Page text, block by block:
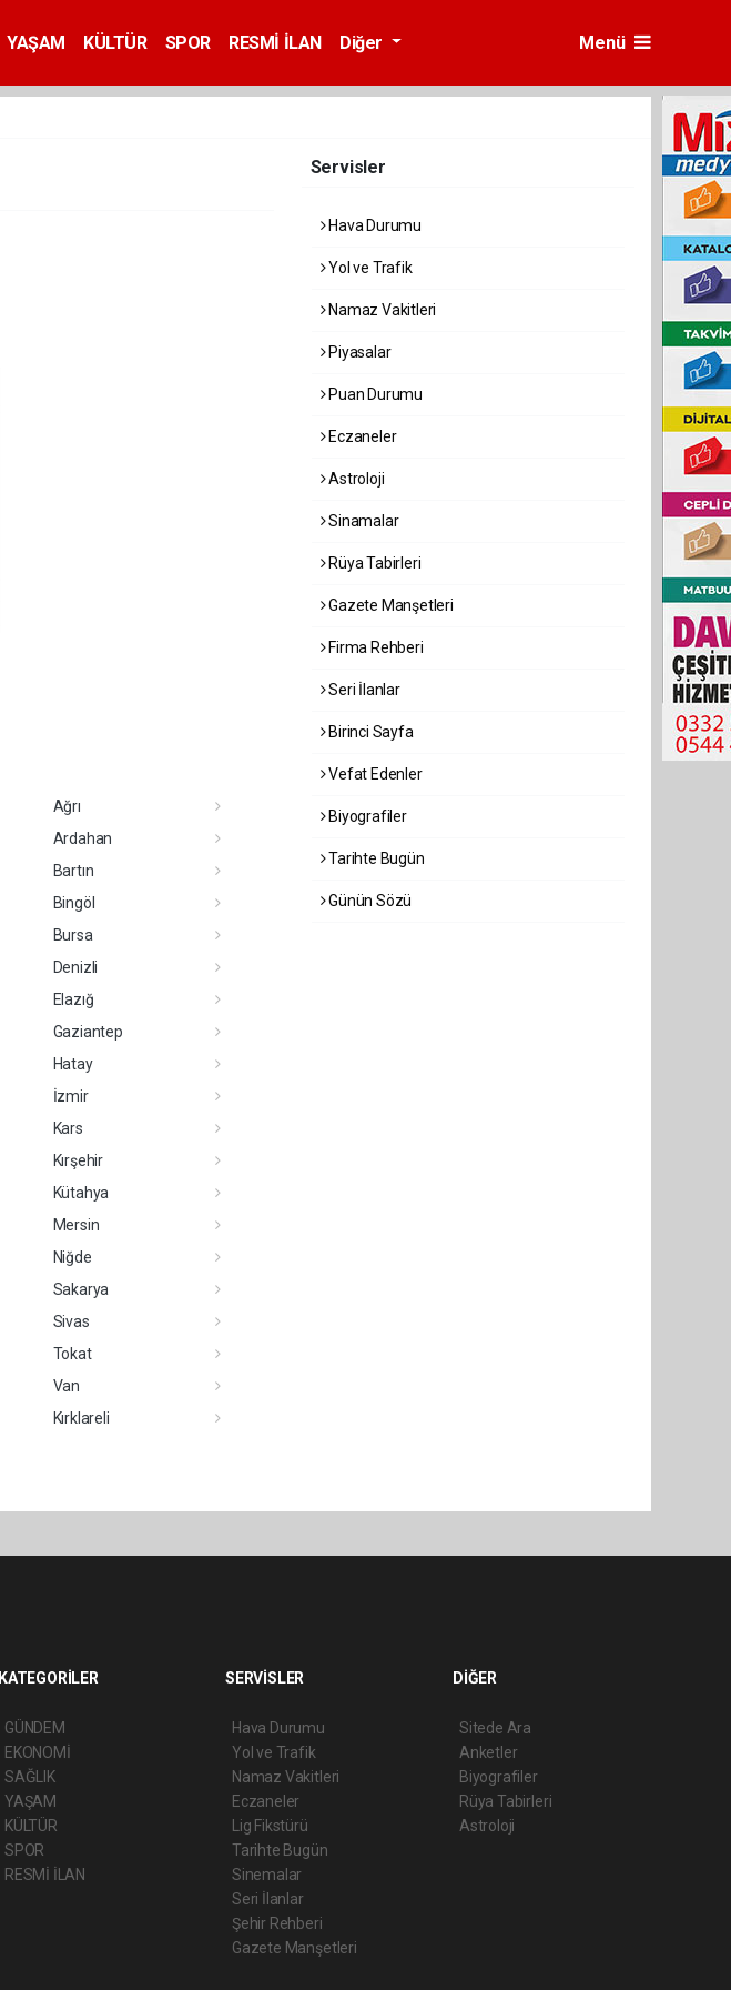
YAŞAM KÜLTÜR SPOR RESMİ İLAN Diğer Menü
Ağrı
Ardahan
Bartın
Bingöl
Bursa
Denizli
Elazığ
Gaziantep
Hatay
İzmir
Kars
Kırşehir
Kütahya
Mersin
Niğde
Sakarya
Sivas
Tokat
Van
Kırklareli
Servisler
Hava Durumu
Yol ve Trafik
Namaz Vakitleri
Piyasalar
Puan Durumu
Eczaneler
Astroloji
Sinamalar
Rüya Tabirleri
Gazete Manşetleri
Firma Rehberi
Seri İlanlar
Birinci Sayfa
Vefat Edenler
Biyografiler
Tarihte Bugün
Günün Sözü
KATEGORİLER
GÜNDEM
EKONOMİ
SAĞLIK
YAŞAM
KÜLTÜR
SPOR
RESMİ İLAN
SERVİSLER
Hava Durumu
Yol ve Trafik
Namaz Vakitleri
Eczaneler
Lig Fikstürü
Tarihte Bugün
Sinemalar
Seri İlanlar
Şehir Rehberi
Gazete Manşetleri
DİĞER
Sitede Ara
Anketler
Biyografiler
Rüya Tabirleri
Astroloji